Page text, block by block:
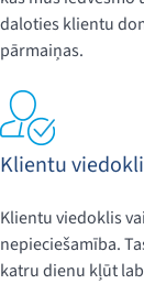
daloties klientu
pārmaiņas.
Klientu
Klientu viedoklis
nepieciešamība.
katru dienu kļūt